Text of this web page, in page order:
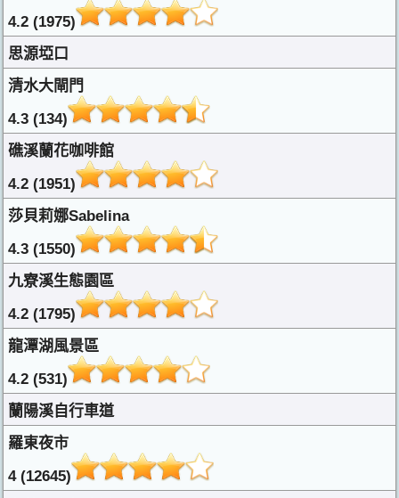
4.2 (1975)
思源埡口
清水大閘門
4.3 (134)
礁溪蘭花咖啡館
4.2 (1951)
莎貝莉娜Sabelina
4.3 (1550)
九寮溪生態園區
4.2 (1795)
龍潭湖風景區
4.2 (531)
蘭陽溪自行車道
羅東夜市
4 (12645)